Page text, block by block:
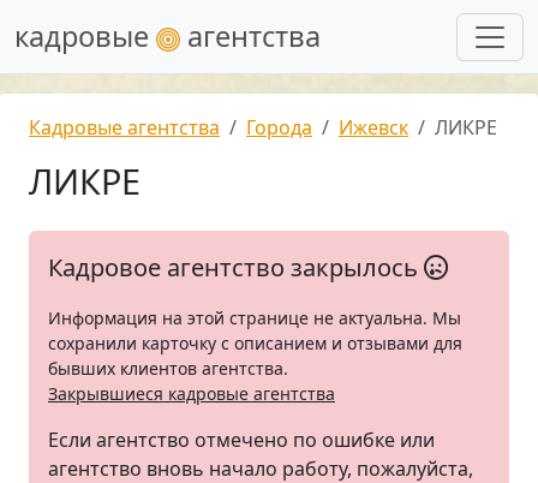
кадровые агентства
Кадровые агентства Города Ижевск ЛИКРЕ
ЛИКРЕ
Кадровое агентство закрылось
Информация на этой странице не актуальна. Мы
сохранили карточку с описанием и отзывами для
бывших клиентов агентства.
Закрывшиеся кадровые агентства
Если агентство отмечено по ошибке или
агентство вновь начало работу, пожалуйста,